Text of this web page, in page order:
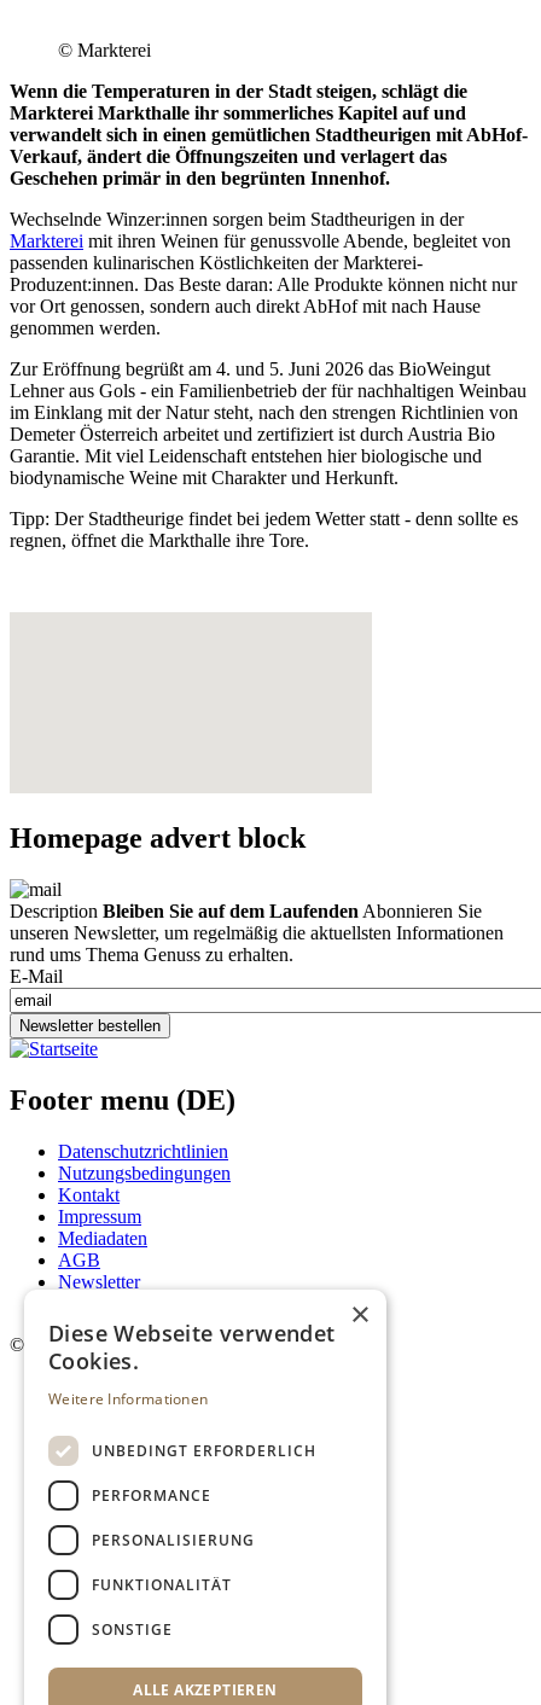
© Markterei
Wenn die Temperaturen in der Stadt steigen, schlägt die
Markterei Markthalle ihr sommerliches Kapitel auf und
verwandelt sich in einen gemütlichen Stadtheurigen mit AbHof-
Verkauf, ändert die Öffnungszeiten und verlagert das
Geschehen primär in den begrünten Innenhof.
Wechselnde Winzer:innen sorgen beim Stadtheurigen in der
Markterei mit ihren Weinen für genussvolle Abende, begleitet von
passenden kulinarischen Köstlichkeiten der Markterei-
Produzent:innen. Das Beste daran: Alle Produkte können nicht nur
vor Ort genossen, sondern auch direkt AbHof mit nach Hause
genommen werden.
Zur Eröffnung begrüßt am 4. und 5. Juni 2026 das BioWeingut
Lehner aus Gols - ein Familienbetrieb der für nachhaltigen Weinbau
im Einklang mit der Natur steht, nach den strengen Richtlinien von
Demeter Österreich arbeitet und zertifiziert ist durch Austria Bio
Garantie. Mit viel Leidenschaft entstehen hier biologische und
biodynamische Weine mit Charakter und Herkunft.
Tipp: Der Stadtheurige findet bei jedem Wetter statt - denn sollte es
regnen, öffnet die Markthalle ihre Tore.
Homepage advert block
Description Bleiben Sie auf dem Laufenden Abonnieren Sie
unseren Newsletter, um regelmäßig die aktuellsten Informationen
rund ums Thema Genuss zu erhalten.
E-Mail
Newsletter bestellen
Footer menu (DE)
Datenschutzrichtlinien
Nutzungsbedingungen
Kontakt
Impressum
Mediadaten
AGB
Newsletter
© 2026. Alle Rechte vorbehalten.
×
Diese Webseite verwendet
Cookies.
Weitere Informationen
UNBEDINGT ERFORDERLICH
PERFORMANCE
PERSONALISIERUNG
FUNKTIONALITÄT
SONSTIGE
ALLE AKZEPTIEREN